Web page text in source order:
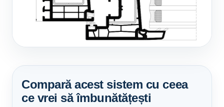
Compară acest sistem cu ceea
ce vrei să îmbunătățești